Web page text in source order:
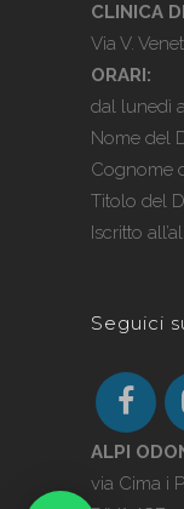
CLINICA
Via V.
ORARI:
dal lunedì
Nome del
Cognome
Titolo del
Iscritto
Seguici
ALPI
via Cima i